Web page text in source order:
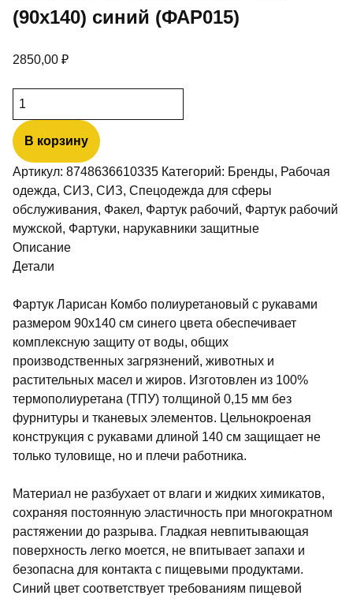
(90х140) синий (ФАР015)
2850,00 ₽
Количество
Фартук
ЛАРИСАН
КОМБО
полиуретановый
с
рукавами
(90х140)
синий
В корзину
Артикул: 8748636610335 Категорий: Бренды, Рабочая
одежда, СИЗ, СИЗ, Спецодежда для сферы
обслуживания, Факел, Фартук рабочий, Фартук рабочий
мужской, Фартуки, нарукавники защитные
Описание
Детали
Фартук Ларисан Комбо полиуретановый с рукавами
размером 90х140 см синего цвета обеспечивает
комплексную защиту от воды, общих
производственных загрязнений, животных и
растительных масел и жиров. Изготовлен из 100%
термополиуретана (ТПУ) толщиной 0,15 мм без
фурнитуры и тканевых элементов. Цельнокроеная
конструкция с рукавами длиной 140 см защищает не
только туловище, но и плечи работника.
Материал не разбухает от влаги и жидких химикатов,
сохраняя постоянную эластичность при многократном
растяжении до разрыва. Гладкая невпитывающая
поверхность легко моется, не впитывает запахи и
безопасна для контакта с пищевыми продуктами.
Синий цвет соответствует требованиям пищевой